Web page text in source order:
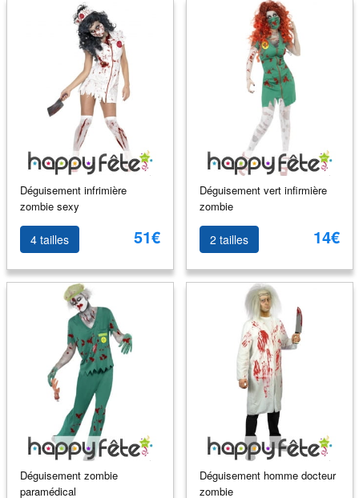
Déguisement infrimière
zombie sexy
4 tailles 51€
Déguisement vert infirmière
zombie
2 tailles 14€
Déguisement zombie
paramédical
Déguisement homme docteur
zombie